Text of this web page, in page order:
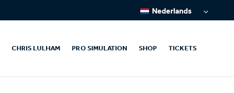
Nederlands
CHRIS LULHAM PRO SIMULATION SHOP TICKETS